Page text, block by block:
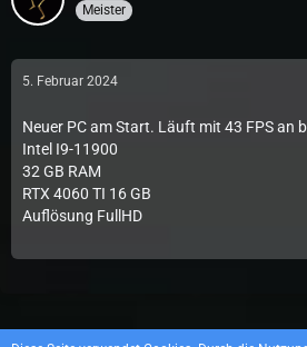
Meister
5. Februar 2024
Neuer PC am Start. Läuft mit 43 FPS an
Intel I9-11900
32 GB RAM
RTX 4060 TI 16 GB
Auflösung FullHD
Datenschutzerklärung Impressum